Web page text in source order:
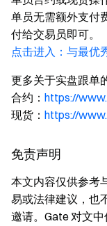
单员无需额外支付
付给交易员即可。
点击进入：与最优
更多关于实盘跟单
合约： https://
现货： https://
免责声明
本文内容仅供参考
易或法律建议，也
邀请。Gate 对文